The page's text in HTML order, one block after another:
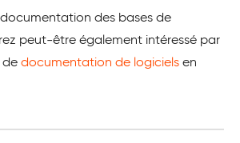
des bases de
peut-être également intéressé par
de documentation de logiciels en